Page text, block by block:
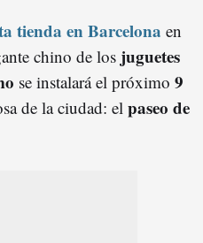
tienda en Barcelona en
chino de los juguetes
se instalará el próximo 9
de la ciudad: el paseo de